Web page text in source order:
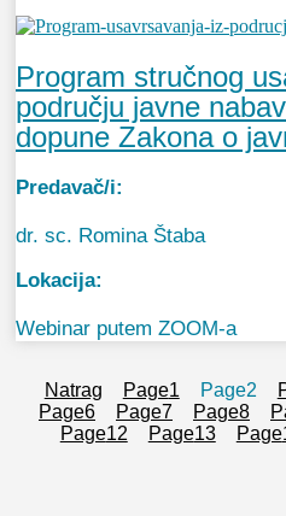
Program stručnog
području javne
dopune Zakona o
Predavač/i:
dr. sc. Romina Štaba
Lokacija:
Webinar putem ZOOM-a
Natrag Page1 Page2
Page6 Page7 Page8
Page12 Page13 Page